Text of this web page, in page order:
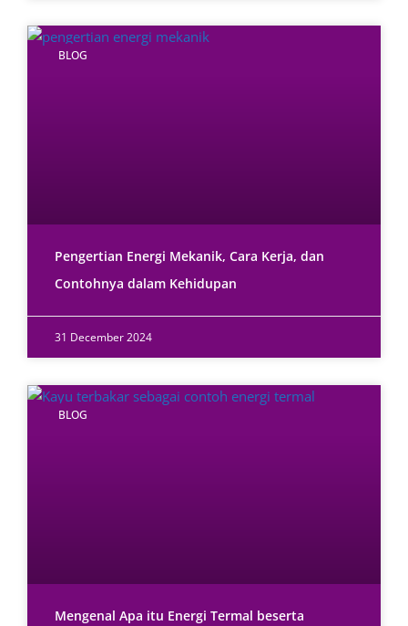
BLOG
Pengertian Energi Mekanik, Cara Kerja, dan
Contohnya dalam Kehidupan
31 December 2024
BLOG
Mengenal Apa itu Energi Termal beserta